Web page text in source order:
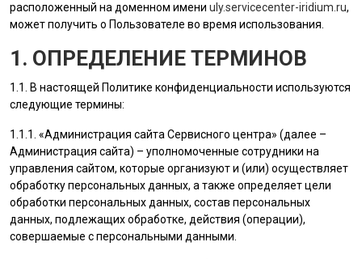
расположенный на доменном имени uly.servicecenter-iridium.ru,
может получить о Пользователе во время использования.
1. ОПРЕДЕЛЕНИЕ ТЕРМИНОВ
1.1. В настоящей Политике конфиденциальности используются
следующие термины:
1.1.1. «Администрация сайта Сервисного центра» (далее –
Администрация сайта) – уполномоченные сотрудники на
управления сайтом, которые организуют и (или) осуществляет
обработку персональных данных, а также определяет цели
обработки персональных данных, состав персональных
данных, подлежащих обработке, действия (операции),
совершаемые с персональными данными.